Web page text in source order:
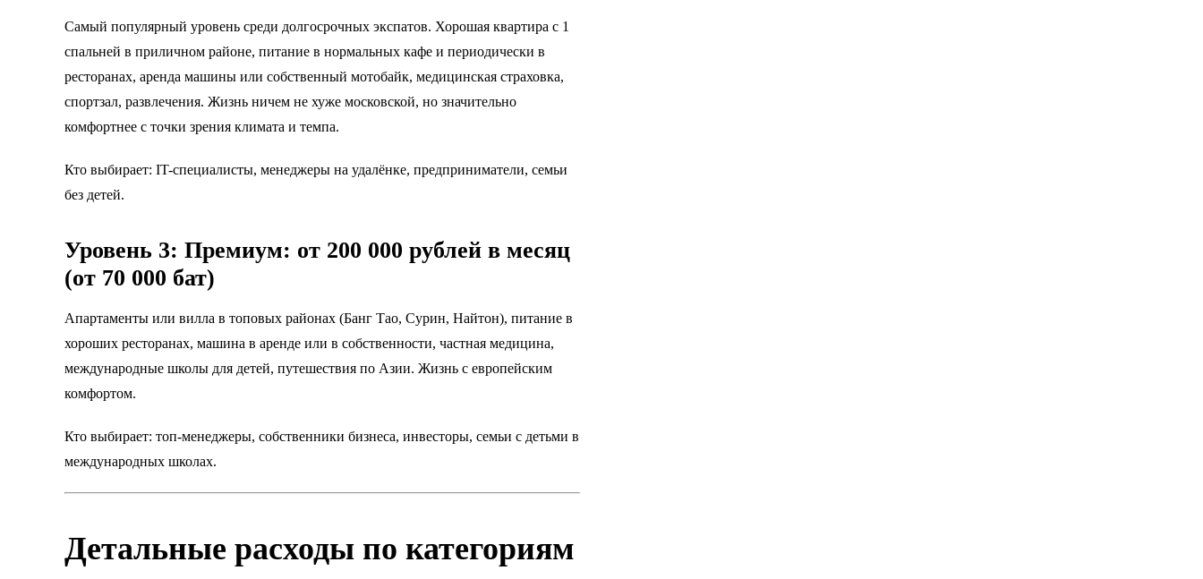
Самый популярный уровень среди долгосрочных экспатов. Хорошая квартира с 1
спальней в приличном районе, питание в нормальных кафе и периодически в
ресторанах, аренда машины или собственный мотобайк, медицинская страховка,
спортзал, развлечения. Жизнь ничем не хуже московской, но значительно
комфортнее с точки зрения климата и темпа.
Кто выбирает: IT-специалисты, менеджеры на удалёнке, предприниматели, семьи
без детей.
Уровень 3: Премиум: от 200 000 рублей в месяц
(от 70 000 бат)
Апартаменты или вилла в топовых районах (Банг Тао, Сурин, Найтон), питание в
хороших ресторанах, машина в аренде или в собственности, частная медицина,
международные школы для детей, путешествия по Азии. Жизнь с европейским
комфортом.
Кто выбирает: топ-менеджеры, собственники бизнеса, инвесторы, семьи с детьми в
международных школах.
Детальные расходы по категориям